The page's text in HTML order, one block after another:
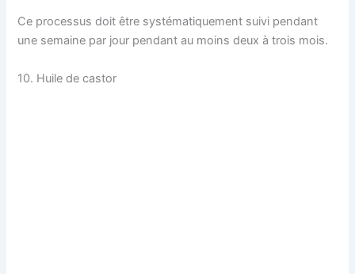
Ce processus doit être systématiquement suivi pendant
une semaine par jour pendant au moins deux à trois mois.
10. Huile de castor